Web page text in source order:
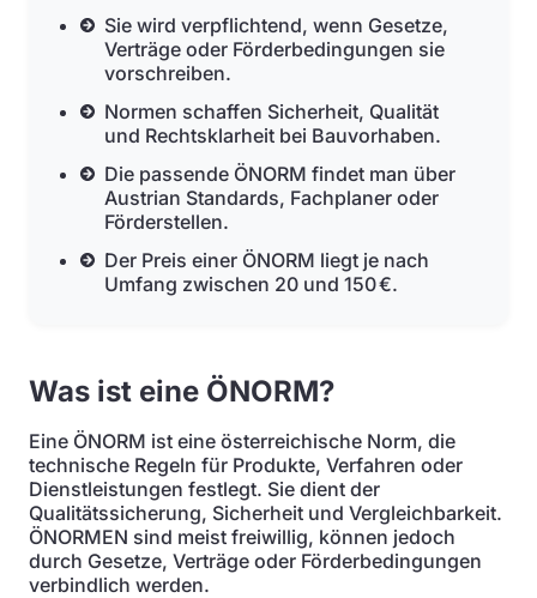
Sie wird verpflichtend, wenn Gesetze,
Verträge oder Förderbedingungen sie
vorschreiben.
Normen schaffen Sicherheit, Qualität
und Rechtsklarheit bei Bauvorhaben.
Die passende ÖNORM findet man über
Austrian Standards, Fachplaner oder
Förderstellen.
Der Preis einer ÖNORM liegt je nach
Umfang zwischen 20 und 150 €.
Was ist eine ÖNORM?
Eine ÖNORM ist eine österreichische Norm, die
technische Regeln für Produkte, Verfahren oder
Dienstleistungen festlegt. Sie dient der
Qualitätssicherung, Sicherheit und Vergleichbarkeit.
ÖNORMEN sind meist freiwillig, können jedoch
durch Gesetze, Verträge oder Förderbedingungen
verbindlich werden.